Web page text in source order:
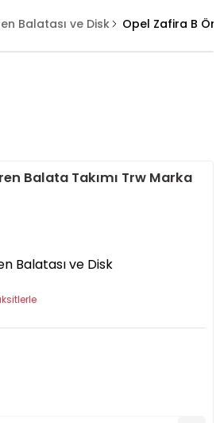
Balatası ve Disk Opel Zafira B
Balata Takımı Trw Marka
Balatası ve Disk